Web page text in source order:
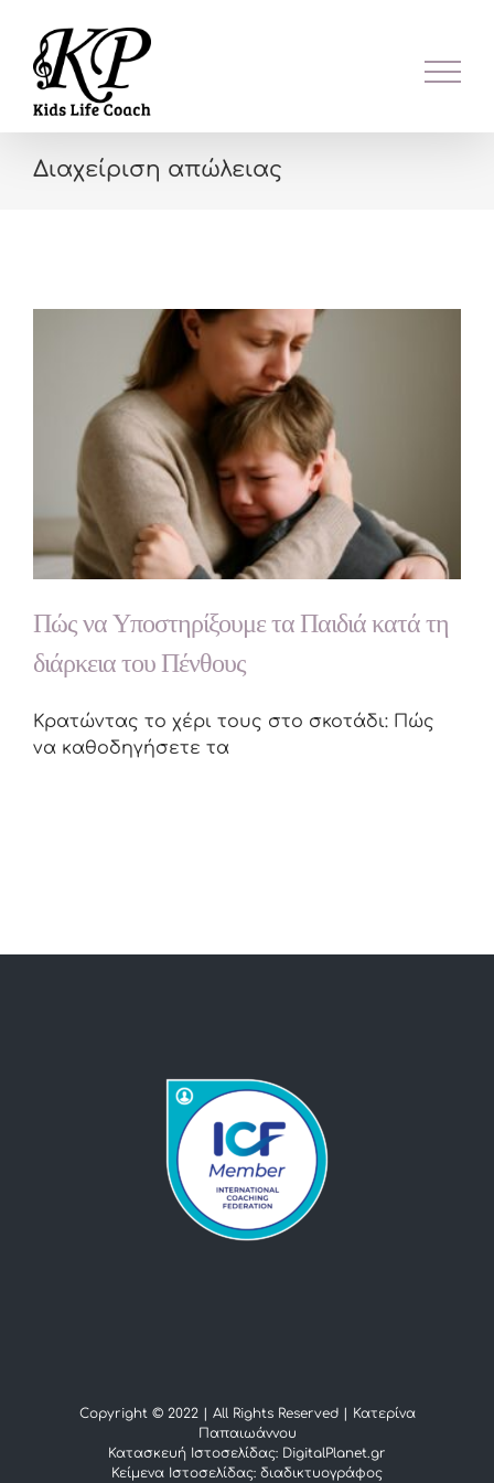
content
Διαχείριση απώλειας
Πώς να Υποστηρίξουμε τα Παιδιά κατά τη
διάρκεια του Πένθους
Κρατώντας το χέρι τους στο σκοτάδι: Πώς
να καθοδηγήσετε τα
Copyright © 2022 | All Rights Reserved |
Κατερίνα
Παπαιωάννου
Κατασκευή Ιστοσελίδας: DigitalPlanet.gr
Κείμενα Ιστοσελίδας: διαδικτυογράφος